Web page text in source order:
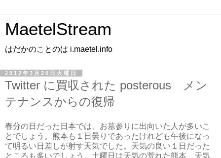
MaetelStream
はだかのことのは i.maetel.info
2012年3月20日火曜日
Twitter に買収された posterous メン
テナンスからの復帰
春分の日だった日本では、お墓参りに出向いた人が多いこ
とでしょう。熊本も１日曇りであったけれども午後になっ
て明るい日差しが射す天気でした。天気の良い１日だった
ところも多いでしょう。土曜日は天気の荒れた熊本、天気